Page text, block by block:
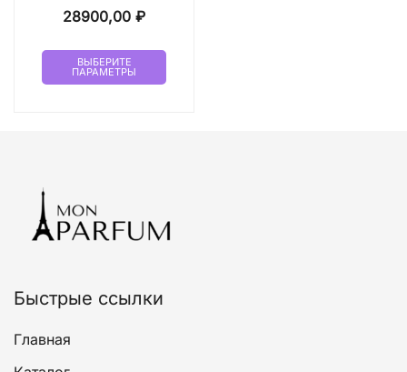
28900,00 ₽
ВЫБЕРИТЕ
ПАРАМЕТРЫ
Этот
выбрать
на
Быстрые ссылки
Главная